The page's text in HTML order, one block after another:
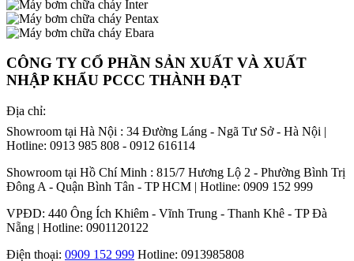
CÔNG TY CỔ PHẦN SẢN XUẤT VÀ XUẤT
NHẬP KHẨU PCCC THÀNH ĐẠT
Địa chỉ:
Showroom tại Hà Nội : 34 Đường Láng - Ngã Tư Sở - Hà Nội |
Hotline: 0913 985 808 - 0912 616114
Showroom tại Hồ Chí Minh : 815/7 Hương Lộ 2 - Phường Bình Trị
Đông A - Quận Bình Tân - TP HCM | Hotline: 0909 152 999
VPĐD: 440 Ông Ích Khiêm - Vĩnh Trung - Thanh Khê - TP Đà
Nẵng | Hotline: 0901120122
Điện thoại: 0909 152 999 Hotline: 0913985808